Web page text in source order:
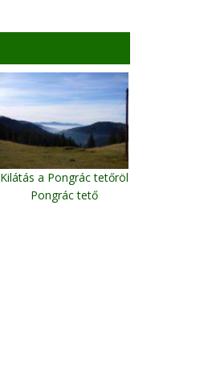
Kilátás a Pongrác tetőröl
Pongrác tető